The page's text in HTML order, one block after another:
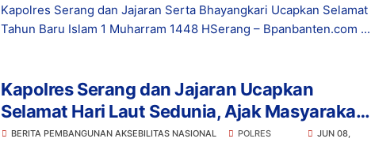
Kapolres Serang dan Jajaran Serta Bhayangkari Ucapkan Selamat
Tahun Baru Islam 1 Muharram 1448 HSerang – Bpanbanten.com ...
Kapolres Serang dan Jajaran Ucapkan
Selamat Hari Laut Sedunia, Ajak Masyarakat
Jaga Kelestarian Laut
BERITA PEMBANGUNAN AKSEBILITAS NASIONAL POLRES JUN 08,